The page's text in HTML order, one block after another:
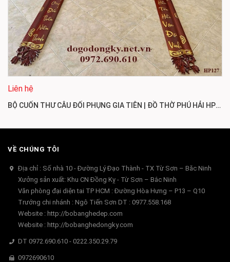
Liên hệ
BỘ CUỐN THƯ CÂU ĐỐI PHỤNG GIA TIÊN | ĐỒ THỜ PHÚ HẢI HP127
VỀ CHÚNG TÔI
Địa chỉ : Số nhà 10 - Đường Lý Đạo Thành - TX Từ Sơn – Băc Ninh
Xưởng sản xuất: Khu CN Đồng Kỵ - Từ Sơn – Bắc Ninh
Văn phòng đại diện tai TP HCM : Đường Hòa Hưng – P13 – Q10
Trướng chi nhánh : Ngô Tiến Sơn DT : 0977.558.168
Website : http://bobanghedep.com
Website : http://bobanghedongky.com
DT 0972.690.610 - 0222.350.29.79
0972690610